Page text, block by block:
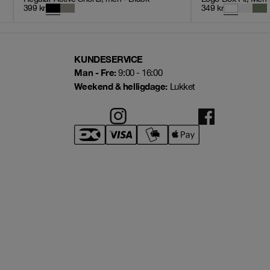
399 kr
349 kr
KUNDESERVICE
Man - Fre:9:00 - 16:00
Weekend & helligdage:Lukket